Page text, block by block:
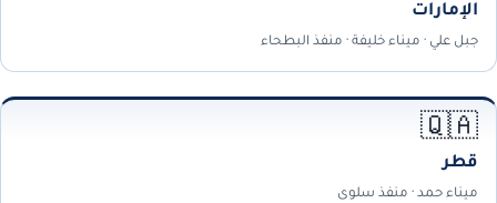
الإمارات
جبل علي · ميناء خليفة · منفذ البطحاء
🇶🇦
قطر
ميناء حمد · منفذ سلوى